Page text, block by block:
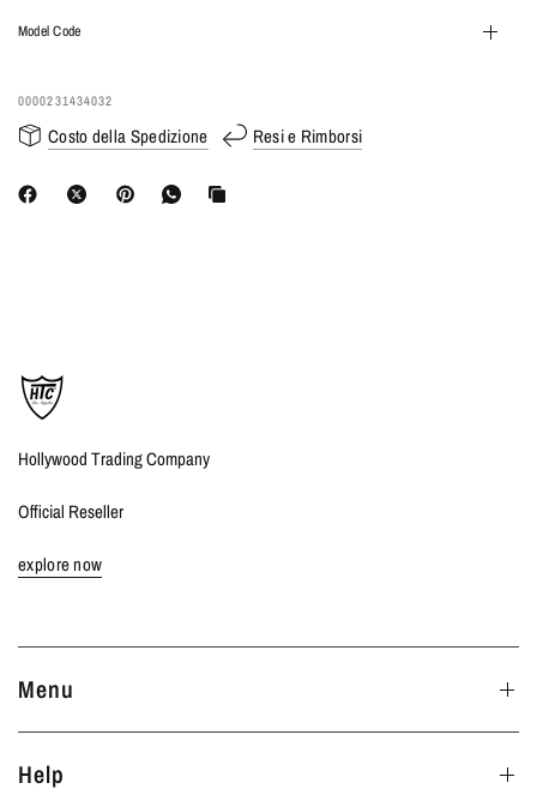
Model Code
0000231434032
Costo della Spedizione Resi e Rimborsi
Hollywood Trading Company
Official Reseller
explore now
Menu
Help